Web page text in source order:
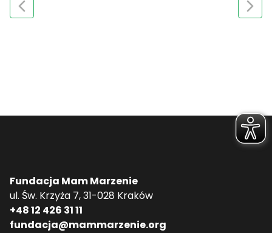
Fundacja Mam Marzenie
ul. Św. Krzyża 7, 31-028 Kraków
+48 12 426 31 11
fundacja@mammarzenie.org